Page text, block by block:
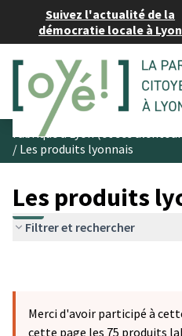
Suivez l'actualité de la
démocratie locale à Lyon
/ Les produits lyonnais
Les produits
Filtrer et rechercher
Merci d'avoir participé à
cette page les 75 produits